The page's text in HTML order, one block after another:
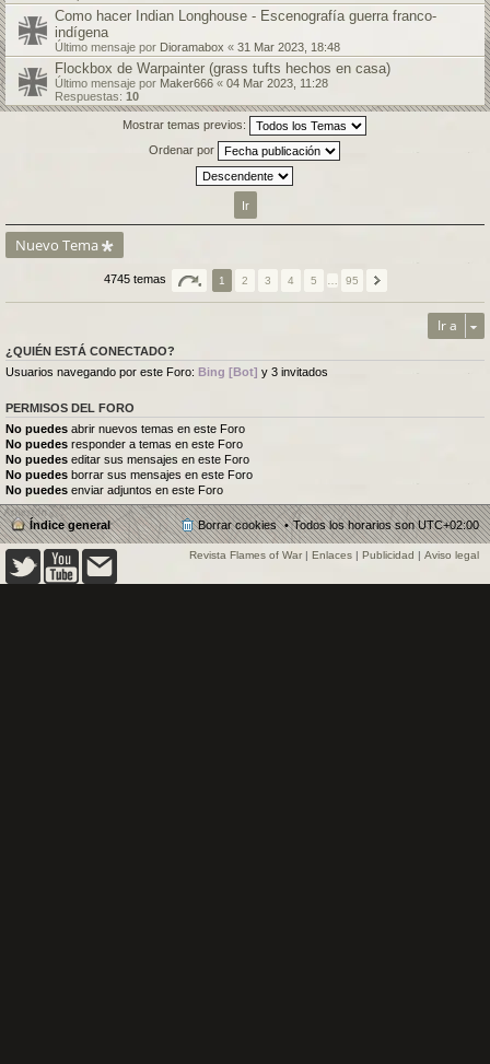
Como hacer Indian Longhouse - Escenografía guerra franco-
indígena
Último mensaje por Dioramabox « 31 Mar 2023, 18:48
Flockbox de Warpainter (grass tufts hechos en casa)
Último mensaje por Maker666 « 04 Mar 2023, 11:28
Respuestas: 10
Mostrar temas previos:
Ordenar por
Nuevo Tema
4745 temas 1 2 3 4 5 95
Ir a
¿QUIÉN ESTÁ CONECTADO?
Usuarios navegando por este Foro: Bing [Bot] y 3 invitados
PERMISOS DEL FORO
No puedes abrir nuevos temas en este Foro
No puedes responder a temas en este Foro
No puedes editar sus mensajes en este Foro
No puedes borrar sus mensajes en este Foro
No puedes enviar adjuntos en este Foro
Índice general Todos los horarios sonUTC+02:00
Borrar cookies
Revista Flames of War | Enlaces | Publicidad | Aviso legal